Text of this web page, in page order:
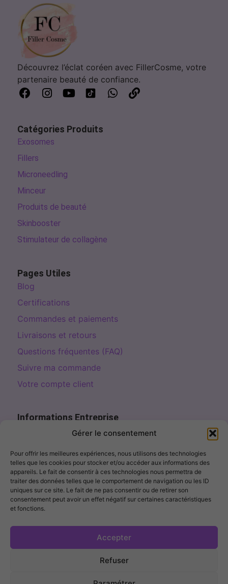
Gérer le consentement
Pour offrir les meilleures expériences, nous utilisons des technologies
telles que les cookies pour stocker et/ou accéder aux informations des
appareils. Le fait de consentir à ces technologies nous permettra de
traiter des données telles que le comportement de navigation ou les ID
uniques sur ce site. Le fait de ne pas consentir ou de retirer son
consentement peut avoir un effet négatif sur certaines caractéristiques
et fonctions.
Accepter
Refuser
Découvrez l’éclat coréen avec FillerCosme, votre
partenaire beauté de confiance.
Catégories Produits
Exosomes
Fillers
Microneedling
Minceur
Produits de beauté
Skinbooster
Stimulateur de collagène
Pages Utiles
Blog
Certifications
Commandes et paiements
Livraisons et retours
Questions fréquentes (FAQ)
Suivre ma commande
Votre compte client
Informations Entreprise
Page de contact
10% OFF – Sign up!
I agree to receive marketing emails. I can unsubscribe at any
Get My Discount →
Politique de Confidentialité